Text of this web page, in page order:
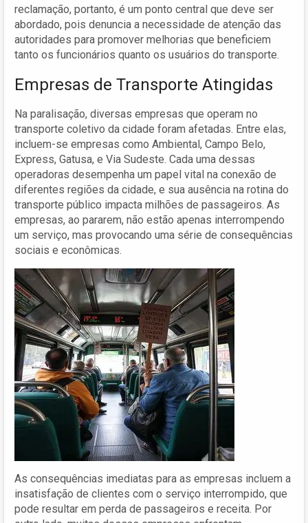
reclamação, portanto, é um ponto central que deve ser
abordado, pois denuncia a necessidade de atenção das
autoridades para promover melhorias que beneficiem
tanto os funcionários quanto os usuários do transporte.
Empresas de Transporte Atingidas
Na paralisação, diversas empresas que operam no
transporte coletivo da cidade foram afetadas. Entre elas,
incluem-se empresas como Ambiental, Campo Belo,
Express, Gatusa, e Via Sudeste. Cada uma dessas
operadoras desempenha um papel vital na conexão de
diferentes regiões da cidade, e sua ausência na rotina do
transporte público impacta milhões de passageiros. As
empresas, ao pararem, não estão apenas interrompendo
um serviço, mas provocando uma série de consequências
sociais e econômicas.
As consequências imediatas para as empresas incluem a
insatisfação de clientes com o serviço interrompido, que
pode resultar em perda de passageiros e receita. Por